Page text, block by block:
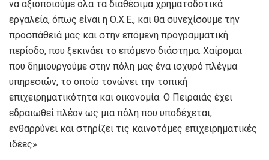
να αξιοποιούμε όλα τα διαθέσιμα χρηματοδοτικά
εργαλεία, όπως είναι η Ο.Χ.Ε., και θα συνεχίσουμε την
προσπάθειά μας και στην επόμενη προγραμματική
περίοδο, που ξεκινάει το επόμενο διάστημα. Χαίρομαι
που δημιουργούμε στην πόλη μας ένα ισχυρό πλέγμα
υπηρεσιών, το οποίο τονώνει την τοπική
επιχειρηματικότητα και οικονομία. Ο Πειραιάς έχει
εδραιωθεί πλέον ως μια πόλη που υποδέχεται,
ενθαρρύνει και στηρίζει τις καινοτόμες επιχειρηματικές
ιδέες».